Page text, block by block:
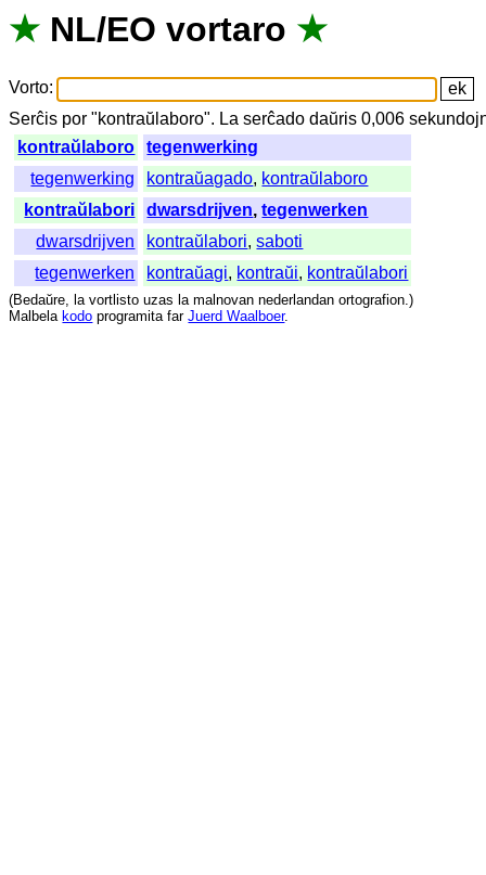
★ NL/EO vortaro ★
Vorto:
Serĉis por "kontraŭlaboro". La serĉado daŭris 0,006
kontraŭlaboro
tegenwerking
tegenwerking
kontraŭagado, kontraŭlaboro
kontraŭlabori
dwarsdrijven,tegenwerken
dwarsdrijven
kontraŭlabori,saboti
tegenwerken
kontraŭagi, kontraŭi, kontraŭlabori
(Bedaŭre, la vortlisto uzas la malnovan nederlandan ortografion.)
Malbela kodo programita far Juerd Waalboer.